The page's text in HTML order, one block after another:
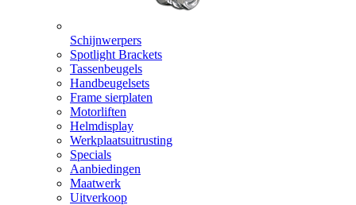
Schijnwerpers
Spotlight Brackets
Tassenbeugels
Handbeugelsets
Frame sierplaten
Motorliften
Helmdisplay
Werkplaatsuitrusting
Specials
Aanbiedingen
Maatwerk
Uitverkoop